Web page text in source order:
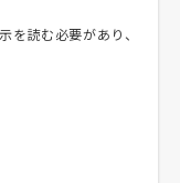
を読む必要があり、